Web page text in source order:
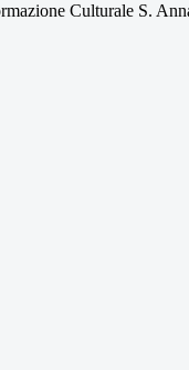
Culturale S.